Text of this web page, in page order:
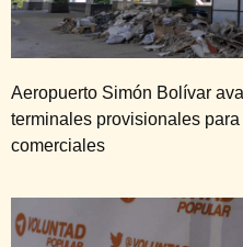
Aeropuerto Simón Bolívar
terminales provisionales
comerciales